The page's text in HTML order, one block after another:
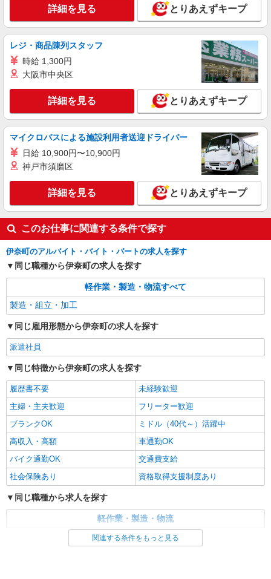
詳細を見る とりあえずキープ
レジ・商品陳列スタッフ
時給 1,300円
大阪市中央区
詳細を見る とりあえずキープ
マイクロバスによる施設利用者送迎ドライバー
日給 10,900円〜10,900円
神戸市須磨区
詳細を見る とりあえずキープ
このお仕事に関連する条件で探す
伊奈町のアルバイト・バイト・パートの求人を探す
同じ職種から伊奈町の求人を探す
軽作業・製造・物流すべて
製造・組立・加工
同じ雇用形態から伊奈町の求人を探す
派遣社員
同じ特徴から伊奈町の求人を探す
履歴書不要
未経験歓迎
主婦・主夫歓迎
フリーター歓迎
ブランクOK
ミドル（40代～）活躍中
高収入・高額
車通勤OK
バイク通勤OK
交通費支給
社会保険あり
資格取得支援制度あり
同じ職種から求人を探す
軽作業・製造・物流
関連する条件をもっと見る